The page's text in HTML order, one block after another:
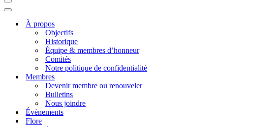
Menu
de
navigation
Menu
navigationÀ propos
Objectifs
Historique
Équipe & membres d’honneur
Comités
Notre politique de confidentialité
Membres
Devenir membre ou renouveler
Bulletins
Nous joindre
Évènements
Flore